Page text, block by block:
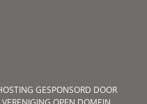
GESPONSORD DOOR